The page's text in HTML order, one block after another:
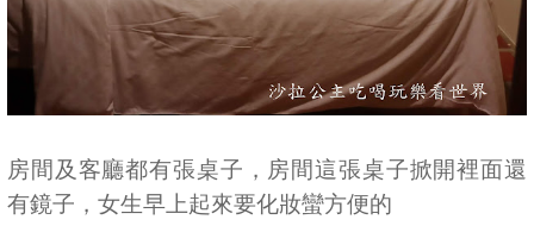
房間及客廳都有張桌子，房間這張桌子掀開裡面還
有鏡子，女生早上起來要化妝蠻方便的